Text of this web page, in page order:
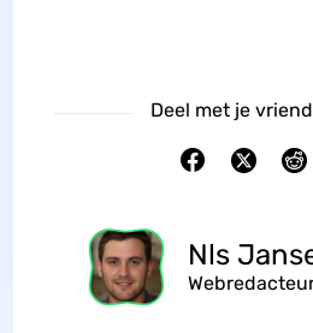
Deel met je
Nls